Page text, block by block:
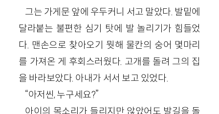
그는 가게문 앞에 우두커니 서고 말았다. 발밑에
달라붙는 불편한 심기 탓에 발 놀리기가 힘들었
다. 맨손으로 찾아오기 뭣해 물칸의 숭어 몇마리
를 가져온 게 후회스러웠다. 고개를 돌려 그의 집
을 바라보았다. 아내가 서서 보고 있었다.
“아저씬, 누구세요?”
아이의 목소리가 들리지만 않았어도 발길을 돌